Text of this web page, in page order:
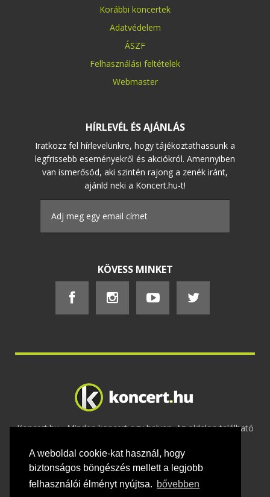
A weboldal cookie-kat használ, hogy
biztonságos böngészés mellett a legjobb
felhasználói élményt nyújtsa. bővebben
Korábbi koncertek
Adatvédelem
ÁSZF
Felhasználási feltételek
Webmaster
HÍRLEVÉL ÉS AJÁNLÁS
Iratkozz fel hírlevelünkre, hogy tájékoztathassunk a
legfrissebb eseményekről és akciókról. Amennyiben
van ismerősöd, aki szintén rajong a zenék iránt,
ajánld neki a Koncert.hu-t!
KÖVESS MINKET
Koncert.hu - Minden koncert egy helyen. Az oldalon található
2020 Adatvédelem-ÁSZF-Felhasználási
feltételek-Webmaster- Kapcsolat és üzenet küldés